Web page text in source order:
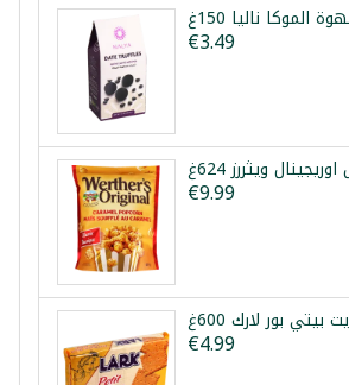
الموكا نالیا 150غ
€3.49
ويثررز 624غ
€9.99
بور لارك 600غ
€4.99